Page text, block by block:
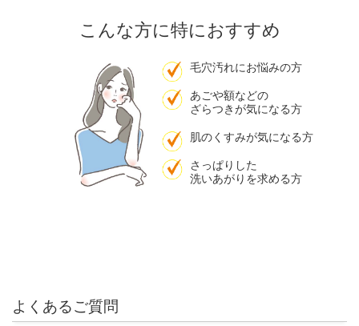
こんな方に特におすすめ
毛穴汚れにお悩みの方
あごや額などの
ざらつきが気になる方
肌のくすみが気になる方
さっぱりした
洗いあがりを求める方
よくあるご質問